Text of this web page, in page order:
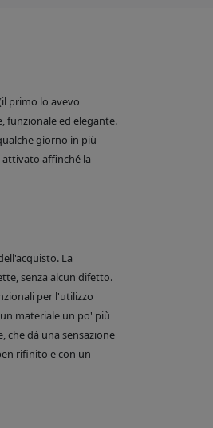
primo lo avevo
funzionale ed elegante.
giorno in più
affinché la
La
senza alcun difetto.
per l'utilizzo
materiale un po' più
che dà una sensazione
rifinito e con un